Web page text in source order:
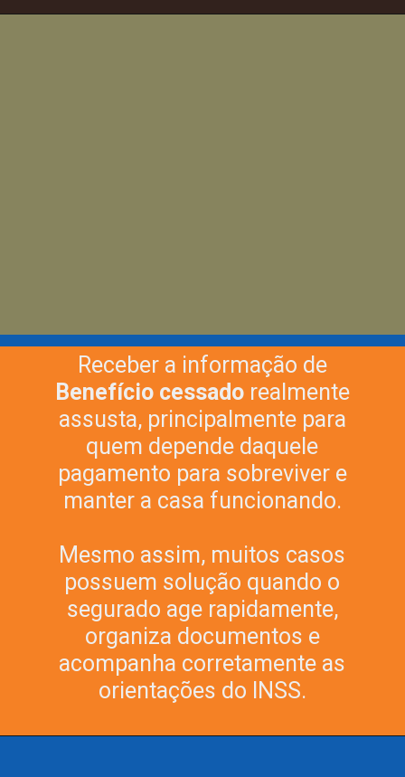
Receber a informação de
Benefício cessadorealmente
assusta, principalmente para
quem depende daquele
pagamento para sobreviver e
manter a casa funcionando.
Mesmo assim, muitos casos
possuem solução quando o
segurado age rapidamente,
organiza documentos e
acompanha corretamente as
orientações do INSS.